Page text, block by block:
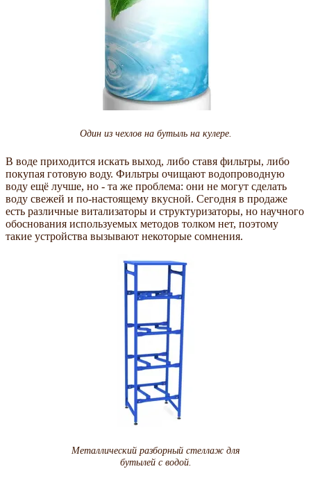
Один из чехлов на бутыль на кулере.
В воде приходится искать выход, либо ставя фильтры, либо
покупая готовую воду. Фильтры очищают водопроводную
воду ещё лучше, но - та же проблема: они не могут сделать
воду свежей и по-настоящему вкусной. Сегодня в продаже
есть различные витализаторы и структуризаторы, но научного
обоснования используемых методов толком нет, поэтому
такие устройства вызывают некоторые сомнения.
Металлический разборный стеллаж для
бутылей с водой.